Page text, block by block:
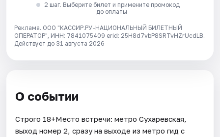
2 шаг. Выберите билет и примените промокод
до оплаты
Реклама. ООО "КАССИР.РУ-НАЦИОНАЛЬНЫЙ БИЛЕТНЫЙ
ОПЕРАТОР", ИНН: 7841075409 erid: 25H8d7vbP8SRTvHZrUcdLB.
Действует до 31 августа 2026
О событии
Строго 18+Место встречи: метро Сухаревская,
выход номер 2, сразу на выходе из метро гид с